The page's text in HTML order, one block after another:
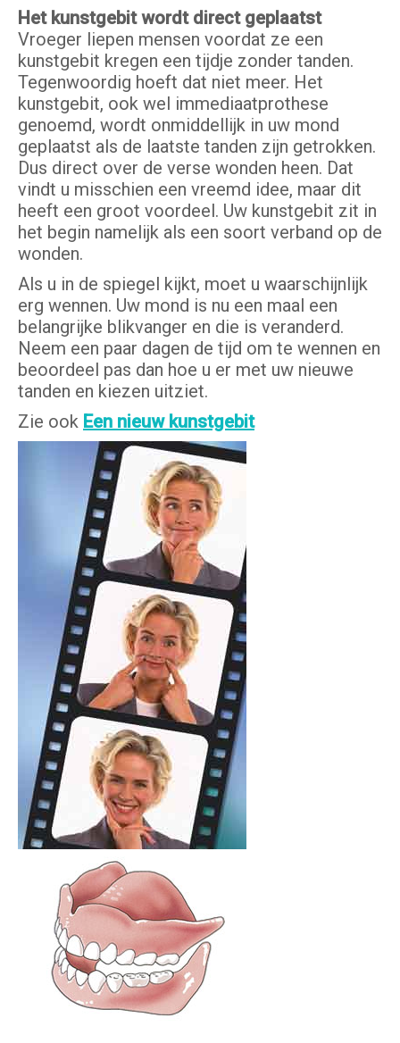
Het kunstgebit wordt direct geplaatst
Vroeger liepen mensen voordat ze een
kunstgebit kregen een tijdje zonder tanden.
Tegenwoordig hoeft dat niet meer. Het
kunstgebit, ook wel immediaatprothese
genoemd, wordt onmiddellijk in uw mond
geplaatst als de laatste tanden zijn getrokken.
Dus direct over de verse wonden heen. Dat
vindt u misschien een vreemd idee, maar dit
heeft een groot voordeel. Uw kunstgebit zit in
het begin namelijk als een soort verband op de
wonden.
Als u in de spiegel kijkt, moet u waarschijnlijk
erg wennen. Uw mond is nu een maal een
belangrijke blikvanger en die is veranderd.
Neem een paar dagen de tijd om te wennen en
beoordeel pas dan hoe u er met uw nieuwe
tanden en kiezen uitziet.
Zie ook Een nieuw kunstgebit